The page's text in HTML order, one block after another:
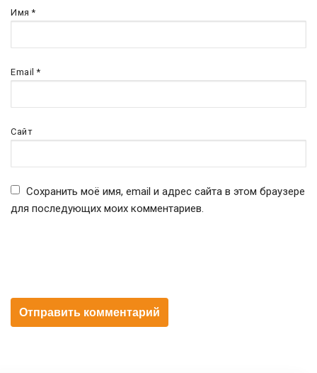
Имя*
Email*
Сайт
Сохранить моё имя, email и адрес сайта в этом браузере
для последующих моих комментариев.